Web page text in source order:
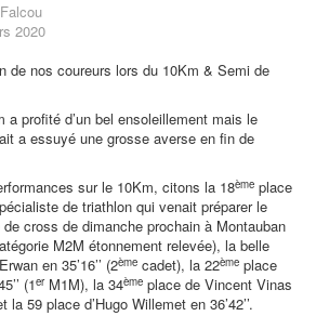
2020
de nos coureurs lors du 10Km & Semi de
a profité d’un bel ensoleillement mais le
a essuyé une grosse averse en fin de
sur le 10Km, citons la 18ème place
de triathlon qui venait préparer le
cross de dimanche prochain à Montauban
M2M étonnement relevée), la belle
en 35’16’’ (2ème cadet), la 22ème place
(1er M1M), la 34ème place de Vincent Vinas
la 59 place d’Hugo Willemet en 36’42’’.